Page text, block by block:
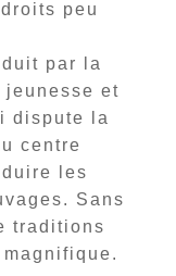
peu
par la
jeunesse et
dispute la
centre
les
Sans
traditions
magnifique.